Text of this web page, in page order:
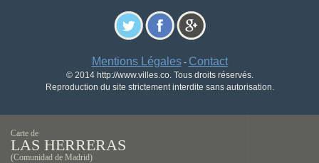
Mentions Légales- Contact
© 2014 http://www.villes.co. Tous droits réservés.
Reproduction du site strictement interdite sans autorisation.
Carte de
LAS HERRERAS
(Comunidad de Madrid)